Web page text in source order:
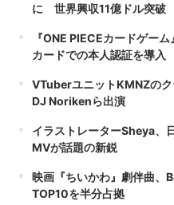
に 世界興収11億ドル突破
『ONE PIECEカードゲー
カードでの本人認証を導入
VTuberユニットKMNZの
DJ Norikenら出演
イラストレーターSheya、
MVが話題の新鋭
映画『ちいかわ』劇伴曲、
TOP10を半分占拠